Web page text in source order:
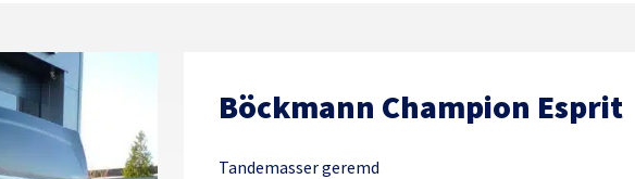
Böckmann Champion Esprit
Tandemasser geremd